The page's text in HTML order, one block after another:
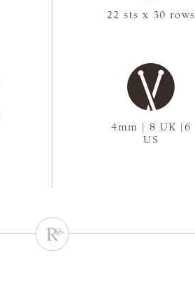
4mm | 8 UK |6
US
22 sts x 30 rows